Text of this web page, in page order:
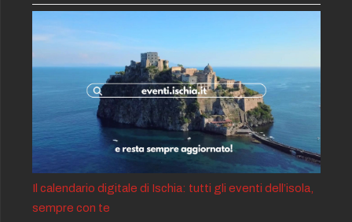
Il calendario digitale di Ischia: tutti gli eventi dell’isola,
sempre con te